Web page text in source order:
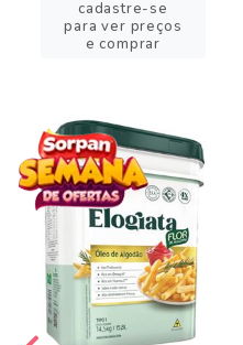
cadastre-se
para ver preços
e comprar